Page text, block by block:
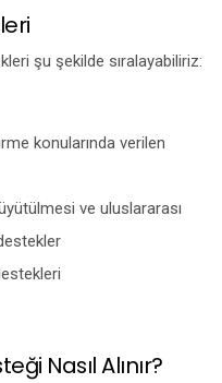
şu şekilde sıralayabiliriz:
konularında verilen
ve uluslararası
Nasıl Alınır?